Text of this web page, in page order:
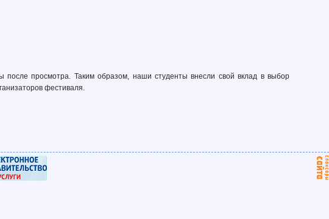
просмотра. Таким образом, наши студенты внесли свой вклад в выбор
фестиваля.